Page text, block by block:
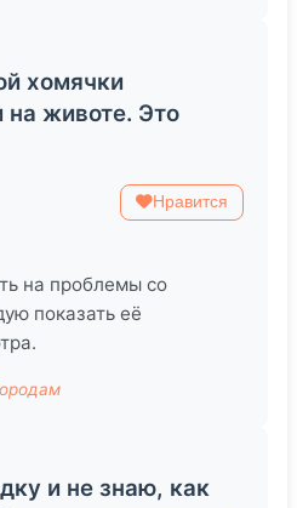
хомячки
на животе. Это
Нравится
на проблемы со
показать её
и не знаю, как